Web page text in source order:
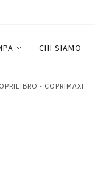
CHI SIAMO
COPRILIBRO - COPRIMAXI
- 21 x 30